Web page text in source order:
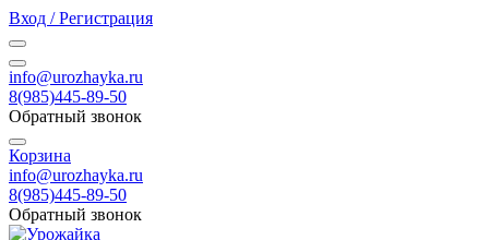
Вход / Регистрация
info@urozhayka.ru
8(985)445-89-50
Обратный звонок
Корзина
info@urozhayka.ru
8(985)445-89-50
Обратный звонок